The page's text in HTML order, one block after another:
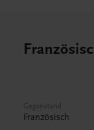
Gegenstand
Französisch